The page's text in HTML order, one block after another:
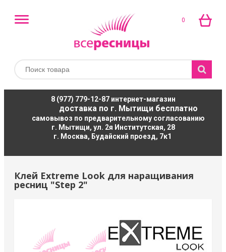
0
8 (977) 779-12-87интернет-магазин
доставка по г. Мытищи бесплатно
самовывоз по предварительному согласованию
г. Мытищи, ул. 2я Институтская, 28
г. Москва, Будайский проезд, 7к1
Клей Extreme Look для наращивания
ресниц "Step 2"